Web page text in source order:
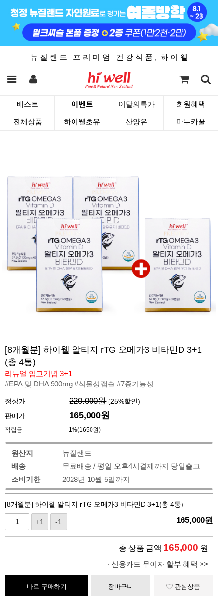
뉴 질 랜 드 프 리 미 엄 건 강 식 품 , 하 이 웰
베스트 이벤트 이달의특가 회원혜택
전체상품 하이웰초유 산양유 마누카꿀
[8개월분] 하이웰 알티지 rTG 오메가3 비타민D 3+1
(총 4통)
리뉴얼 입고기념 3+1
#EPA 및 DHA 900mg #식물성캡슐 #7중기능성
정상가 220,000원 (25%할인)
판매가
165,000원
적립금 1%(1650원)
원산지
뉴질랜드
배송
무료배송 / 평일 오후4시결제까지 당일출고
소비기한
2028년 10월 5일까지
[8개월분] 하이웰 알티지 rTG 오메가3 비타민D 3+1(총 4통)
+1 -1 165,000원
총 상품 금액 165,000 원
· 신용카드 무이자 할부 혜택 >>
바로 구매하기 장바구니 관심상품